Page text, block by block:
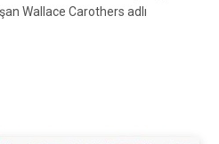
Wallace Carothers adlı